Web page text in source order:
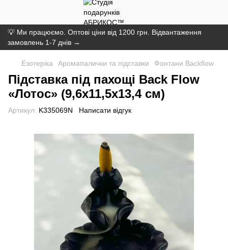
💡 Ми працюємо. Оптові ціни від 1200 грн. Відвантаження
замовлень 1-7 днів →
Езотеріка Аромапалички та підставки Фонтани Backflow
Підставка під пахощі Back Flow
«Лотос» (9,6х11,5х13,4 см)
Артикул: K335069N Написати відгук